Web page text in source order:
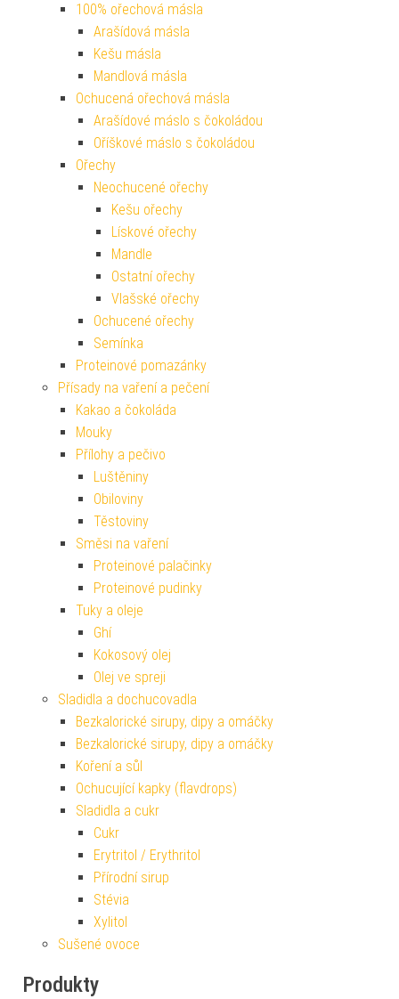
100% ořechová másla
Arašídová másla
Kešu másla
Mandlová másla
Ochucená ořechová másla
Arašídové máslo s čokoládou
Oříškové máslo s čokoládou
Ořechy
Neochucené ořechy
Kešu ořechy
Lískové ořechy
Mandle
Ostatní ořechy
Vlašské ořechy
Ochucené ořechy
Semínka
Proteinové pomazánky
Přísady na vaření a pečení
Kakao a čokoláda
Mouky
Přílohy a pečivo
Luštěniny
Obiloviny
Těstoviny
Směsi na vaření
Proteinové palačinky
Proteinové pudinky
Tuky a oleje
Ghí
Kokosový olej
Olej ve spreji
Sladidla a dochucovadla
Bezkalorické sirupy, dipy a omáčky
Bezkalorické sirupy, dipy a omáčky
Koření a sůl
Ochucující kapky (flavdrops)
Sladidla a cukr
Cukr
Erytritol / Erythritol
Přírodní sirup
Stévia
Xylitol
Sušené ovoce
Produkty